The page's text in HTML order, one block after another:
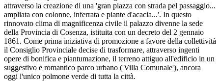
attraverso la creazione di una 'gran piazza con strada pel passaggio...
ampliata con colonne, inferrata e piante d'acacia...'. In questo
rinnovato clima di magnificenza civile il palazzo divenne la sede
della Provincia di Cosenza, istituita con un decreto del 2 gennaio
1861. Come prima iniziativa di promozione a favore della collettività
il Consiglio Provinciale decise di trasformare, attraverso ingenti
opere di bonifica e piantumazione, il terreno attiguo all'edificio in un
suggestivo e romantico parco urbano ('Villa Comunale'), ancora
oggi l'unico polmone verde di tutta la città.